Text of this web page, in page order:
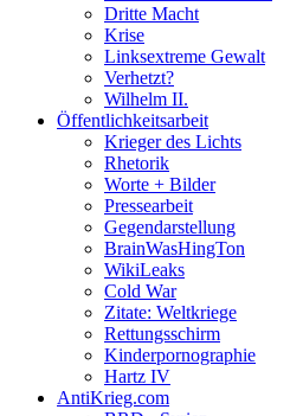
Dritte Macht
Krise
Linksextreme Gewalt
Verhetzt?
Wilhelm II.
Öffentlichkeitsarbeit
Krieger des Lichts
Rhetorik
Worte + Bilder
Pressearbeit
Gegendarstellung
BrainWasHingTon
WikiLeaks
Cold War
Zitate: Weltkriege
Rettungsschirm
Kinderpornographie
Hartz IV
AntiKrieg.com